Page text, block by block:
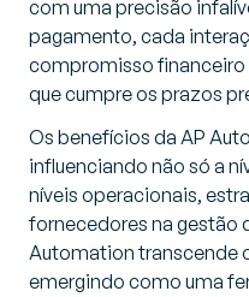
com uma precisão
pagamento, cada
compromisso financeiro
que cumpre os prazos
Os benefícios da AP
influenciando não só a
níveis operacionais,
fornecedores na gestão
Automation transcende
emergindo como uma